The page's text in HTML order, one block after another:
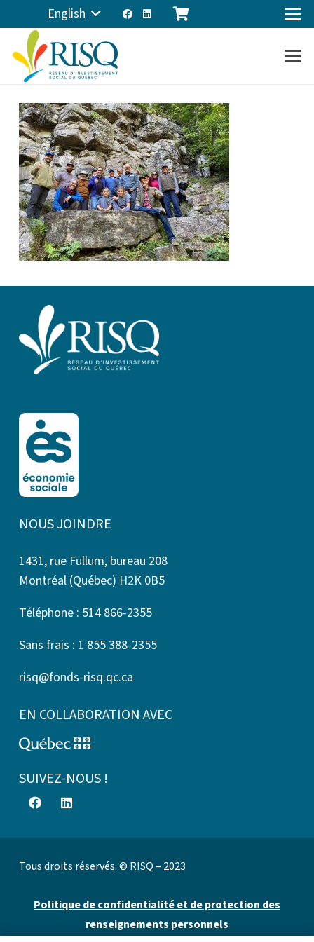
English
NOUS JOINDRE
1431, rue Fullum, bureau 208
Montréal (Québec) H2K 0B5
Téléphone : 514 866-2355
Sans frais : 1 855 388-2355
risq@fonds-risq.qc.ca
EN COLLABORATION AVEC
SUIVEZ-NOUS !
Tous droits réservés. © RISQ – 2023
Politique de confidentialité et de protection des
renseignements personnels